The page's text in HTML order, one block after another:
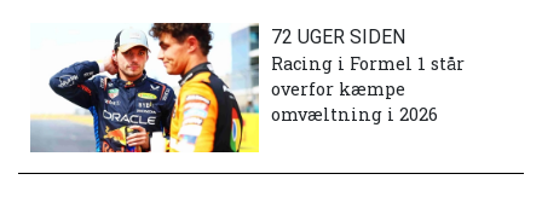
72 UGER SIDEN
Racing i Formel 1 står
overfor kæmpe
omvæltning i 2026